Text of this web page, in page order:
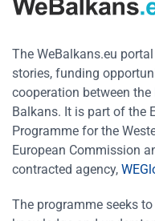
The WeBalkans.eu
stories, funding
cooperation between the
Balkans. It is part of the
Programme for the
European Commission
contracted agency,
The programme seeks